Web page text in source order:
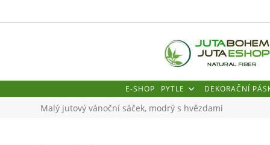
k
E-SHOP PYTLE DEKORAČNÍ
Malý jutový vánoční sáček, modrý s hvězdami